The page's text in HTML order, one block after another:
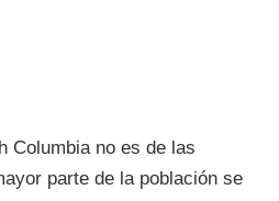
Columbia no es de las
parte de la población se